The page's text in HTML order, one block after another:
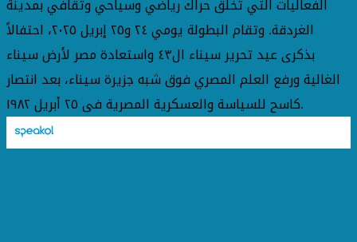
الفعاليات التي تخلق حراك رياضي وسياحي وثقافي بمدينة
الغردقة. وتقام البطولة يومي ٢٤ و٢٥ إبريل ٢٠٢٥، احتفالاً
بذكرى عيد تحرير سيناء ال٤٣ واستعادة مصر لأرض سيناء
الغالية ورفع العلم المصري فوق شبه جزيرة سيناء، بعد انتصار
كاسح للسياسة والعسكرية المصرية فى ٢٥ أبريل ١٩٨٢.